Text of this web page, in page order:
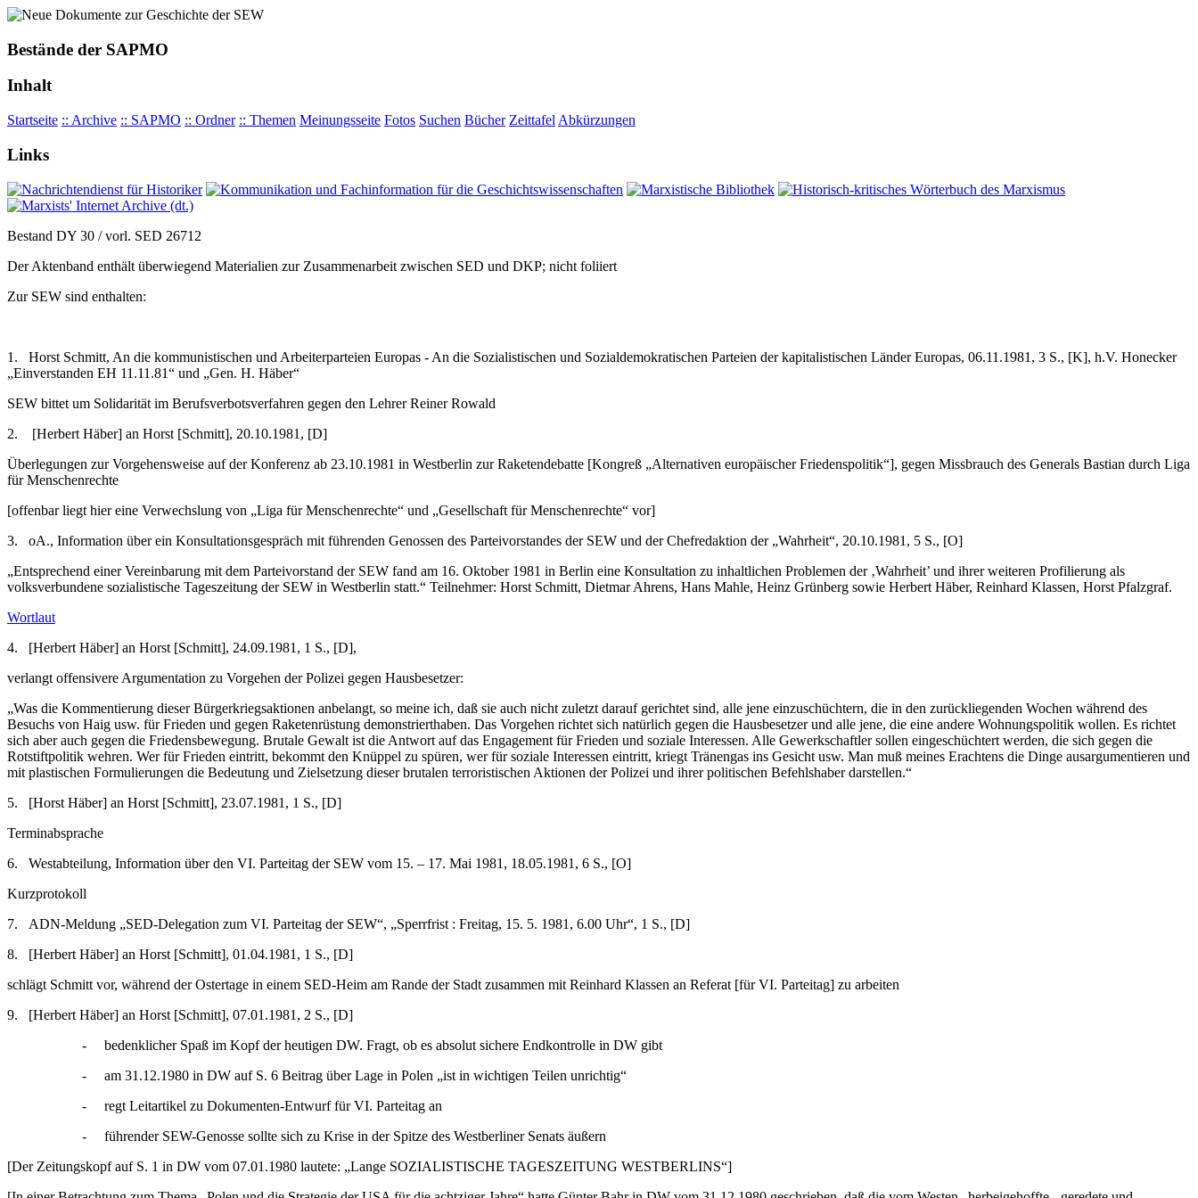
Bestände der SAPMO
Inhalt
Startseite :: Archive :: SAPMO :: Ordner :: Themen Meinungsseite Fotos Suchen Bücher Zeittafel Abkürzungen
Links
Bestand DY 30 / vorl. SED 26712
Der Aktenband enthält überwiegend Materialien zur Zusammenarbeit zwischen SED und DKP; nicht foliiert
Zur SEW sind enthalten:
1.
Horst Schmitt, An die kommunistischen und Arbeiterparteien Europas - An die Sozialistischen und Sozialdemokratischen Parteien der kapitalistischen Länder Europas, 06.11.1981, 3 S., [K], h.V. Honecker
„Einverstanden EH 11.11.81“ und „Gen. H. Häber“
SEW bittet um Solidarität im Berufsverbotsverfahren gegen den Lehrer Reiner Rowald
2.
[Herbert Häber] an Horst [Schmitt], 20.10.1981, [D]
Überlegungen zur Vorgehensweise auf der Konferenz ab 23.10.1981 in Westberlin zur Raketendebatte [Kongreß „Alternativen europäischer Friedenspolitik“], gegen Missbrauch des Generals Bastian durch Liga
für Menschenrechte
[offenbar liegt hier eine Verwechslung von „Liga für Menschenrechte“ und „Gesellschaft für Menschenrechte“ vor]
3.
oA., Information über ein Konsultationsgespräch mit führenden Genossen des Parteivorstandes der SEW und der Chefredaktion der „Wahrheit“, 20.10.1981, 5 S., [O]
„Entsprechend einer Vereinbarung mit dem Parteivorstand der SEW fand am 16. Oktober 1981 in Berlin eine Konsultation zu inhaltlichen Problemen der ‚Wahrheit’ und ihrer weiteren Profilierung als
volksverbundene sozialistische Tageszeitung der SEW in Westberlin statt.“ Teilnehmer: Horst Schmitt, Dietmar Ahrens, Hans Mahle, Heinz Grünberg sowie Herbert Häber, Reinhard Klassen, Horst Pfalzgraf.
Wortlaut
4.
[Herbert Häber] an Horst [Schmitt], 24.09.1981, 1 S., [D],
verlangt offensivere Argumentation zu Vorgehen der Polizei gegen Hausbesetzer:
„Was die Kommentierung dieser Bürgerkriegsaktionen anbelangt, so meine ich, daß sie auch nicht zuletzt darauf gerichtet sind, alle jene einzuschüchtern, die in den zurückliegenden Wochen während des
Besuchs von Haig usw. für Frieden und gegen Raketenrüstung demonstrierthaben. Das Vorgehen richtet sich natürlich gegen die Hausbesetzer und alle jene, die eine andere Wohnungspolitik wollen. Es richtet
sich aber auch gegen die Friedensbewegung. Brutale Gewalt ist die Antwort auf das Engagement für Frieden und soziale Interessen. Alle Gewerkschaftler sollen eingeschüchtert werden, die sich gegen die
Rotstiftpolitik wehren. Wer für Frieden eintritt, bekommt den Knüppel zu spüren, wer für soziale Interessen eintritt, kriegt Tränengas ins Gesicht usw. Man muß meines Erachtens die Dinge ausargumentieren und
mit plastischen Formulierungen die Bedeutung und Zielsetzung dieser brutalen terroristischen Aktionen der Polizei und ihrer politischen Befehlshaber darstellen.“
5.
[Horst Häber] an Horst [Schmitt], 23.07.1981, 1 S., [D]
Terminabsprache
6.
Westabteilung, Information über den VI. Parteitag der SEW vom 15. – 17. Mai 1981, 18.05.1981, 6 S., [O]
Kurzprotokoll
7.
ADN-Meldung „SED-Delegation zum VI. Parteitag der SEW“, „Sperrfrist : Freitag, 15. 5. 1981, 6.00 Uhr“, 1 S., [D]
8.
[Herbert Häber] an Horst [Schmitt], 01.04.1981, 1 S., [D]
schlägt Schmitt vor, während der Ostertage in einem SED-Heim am Rande der Stadt zusammen mit Reinhard Klassen an Referat [für VI. Parteitag] zu arbeiten
9.
[Herbert Häber] an Horst [Schmitt], 07.01.1981, 2 S., [D]
-
bedenklicher Spaß im Kopf der heutigen DW. Fragt, ob es absolut sichere Endkontrolle in DW gibt
-
am 31.12.1980 in DW auf S. 6 Beitrag über Lage in Polen „ist in wichtigen Teilen unrichtig“
-
regt Leitartikel zu Dokumenten-Entwurf für VI. Parteitag an
-
führender SEW-Genosse sollte sich zu Krise in der Spitze des Westberliner Senats äußern
[Der Zeitungskopf auf S. 1 in DW vom 07.01.1980 lautete: „Lange SOZIALISTISCHE TAGESZEITUNG WESTBERLINS“]